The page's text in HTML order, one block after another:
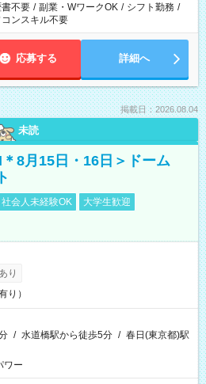
書不要 / 副業・WワークOK / シフト勤務 /
ンスキル不要
応募する 詳細へ
掲載日：2026.08.04
未読
8月15日・16日＞ドーム
社会人未経験OK
大学生歓迎
り
り）
/ 水道橋駅から徒歩5分 / 春日(東京都)駅
ワー